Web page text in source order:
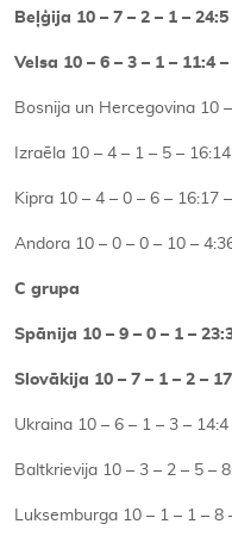
Beļģija 10 – 7 – 2 – 1 – 24:5
Velsa 10 – 6 – 3 – 1 – 11:4 –
Bosnija un Hercegovina 10
Izraēla 10 – 4 – 1 – 5 –
Kipra 10 – 4 – 0 – 6 – 16:17
Andora 10 – 0 – 0 – 10 –
C grupa
Spānija 10 – 9 – 0 – 1 –
Slovākija 10 – 7 – 1 – 2 –
Ukraina 10 – 6 – 1 – 3 – 14:4
Baltkrievija 10 – 3 – 2 – 5 –
Luksemburga 10 – 1 – 1 – 8